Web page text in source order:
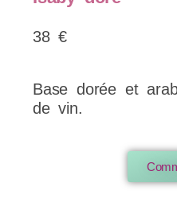
38 €
Base dorée et
de vin.